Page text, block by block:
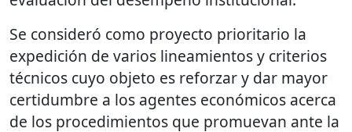
Se consideró como proyecto prioritario la
expedición de varios lineamientos y criterios
técnicos cuyo objeto es reforzar y dar mayor
certidumbre a los agentes económicos acerca
de los procedimientos que promuevan ante la